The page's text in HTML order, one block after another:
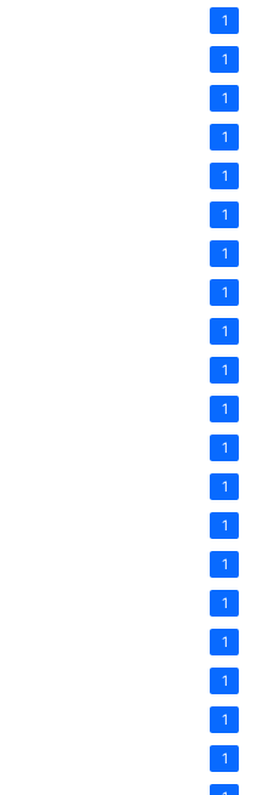
1
1
1
1
1
1
1
1
1
1
1
1
1
1
1
1
1
1
1
1